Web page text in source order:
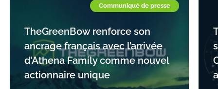
Communiqué de presse
TheGreenBow renforce son
ancrage français avec l’arrivée
d’Athena Family comme nouvel
actionnaire unique